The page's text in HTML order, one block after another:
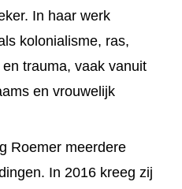
In haar werk
kolonialisme, ras,
trauma, vaak vanuit
en vrouwelijk
Roemer meerdere
In 2016 kreeg zij